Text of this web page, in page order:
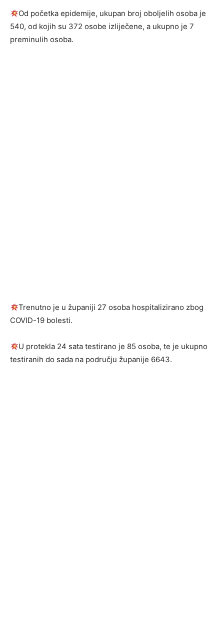
Od početka epidemije, ukupan broj oboljelih osoba je
540, od kojih su 372 osobe izliječene, a ukupno je 7
preminulih osoba.
Trenutno je u županiji 27 osoba hospitalizirano zbog
COVID-19 bolesti.
U protekla 24 sata testirano je 85 osoba, te je ukupno
testiranih do sada na području županije 6643.